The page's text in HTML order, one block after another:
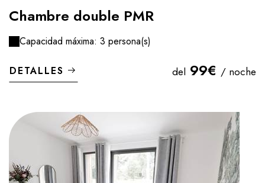
Chambre double PMR
Capacidad máxima: 3 persona(s)
DETALLES del 99€ / noche